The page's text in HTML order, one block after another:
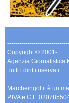
Copyright © 2001-
Agenzia Giornalistica
Tutti i diritti riservati.
Marcheingol.it è un
P.IVA e C.F.